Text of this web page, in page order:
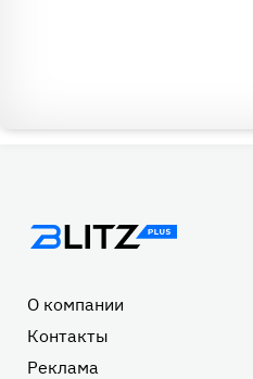
Подвал
О компании
Контакты
Реклама